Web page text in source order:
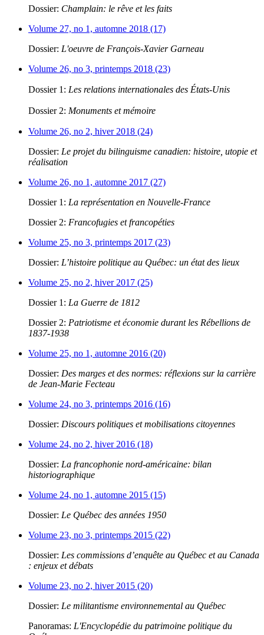
Dossier: Champlain: le rêve et les faits
Volume 27, no 1, automne 2018 (17)
Dossier: L'oeuvre de François-Xavier Garneau
Volume 26, no 3, printemps 2018 (23)
Dossier 1: Les relations internationales des États-Unis
Dossier 2: Monuments et mémoire
Volume 26, no 2, hiver 2018 (24)
Dossier: Le projet du bilinguisme canadien: histoire, utopie et
réalisation
Volume 26, no 1, automne 2017 (27)
Dossier 1: La représentation en Nouvelle-France
Dossier 2: Francofugies et francopéties
Volume 25, no 3, printemps 2017 (23)
Dossier: L’histoire politique au Québec: un état des lieux
Volume 25, no 2, hiver 2017 (25)
Dossier 1: La Guerre de 1812
Dossier 2: Patriotisme et économie durant les Rébellions de
1837-1938
Volume 25, no 1, automne 2016 (20)
Dossier: Des marges et des normes: réflexions sur la carrière
de Jean-Marie Fecteau
Volume 24, no 3, printemps 2016 (16)
Dossier: Discours politiques et mobilisations citoyennes
Volume 24, no 2, hiver 2016 (18)
Dossier: La francophonie nord-américaine: bilan
historiographique
Volume 24, no 1, automne 2015 (15)
Dossier: Le Québec des années 1950
Volume 23, no 3, printemps 2015 (22)
Dossier: Les commissions d’enquête au Québec et au Canada
: enjeux et débats
Volume 23, no 2, hiver 2015 (20)
Dossier: Le militantisme environnemental au Québec
Panoramas: L'Encyclopédie du patrimoine politique du